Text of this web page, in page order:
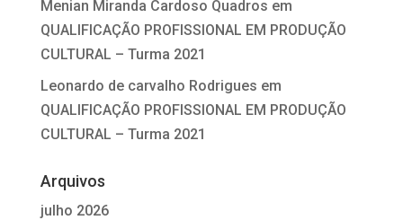
Menian Miranda Cardoso Quadros em
QUALIFICAÇÃO PROFISSIONAL EM PRODUÇÃO
CULTURAL – Turma 2021
Leonardo de carvalho Rodrigues em
QUALIFICAÇÃO PROFISSIONAL EM PRODUÇÃO
CULTURAL – Turma 2021
Arquivos
julho 2026